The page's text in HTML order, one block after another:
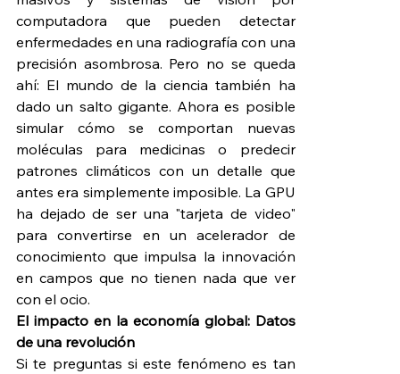
computadora que pueden detectar
enfermedades en una radiografía con una
precisión asombrosa. Pero no se queda
ahí: El mundo de la ciencia también ha
dado un salto gigante. Ahora es posible
simular cómo se comportan nuevas
moléculas para medicinas o predecir
patrones climáticos con un detalle que
antes era simplemente imposible. La GPU
ha dejado de ser una "tarjeta de video"
para convertirse en un acelerador de
conocimiento que impulsa la innovación
en campos que no tienen nada que ver
con el ocio.
El impacto en la economía global: Datos
de una revolución
Si te preguntas si este fenómeno es tan